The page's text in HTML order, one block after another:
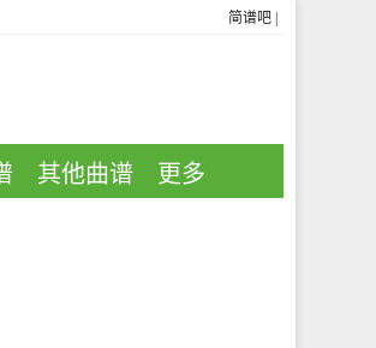
简谱吧
其他曲谱 更多